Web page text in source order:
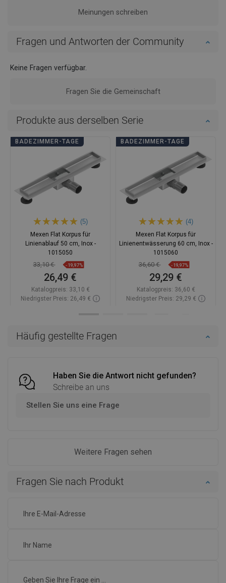
Häufig gestellte Fragen
Haben Sie die Antwort nicht gefunden?
Schreibe an uns
Stellen Sie uns eine Frage
Weitere Fragen sehen
Meinungen schreiben
Fragen und Antworten der Community
Keine Fragen verfügbar.
Fragen Sie die Gemeinschaft
Fragen Sie nach Produkt
Produkte aus derselben Serie
BADEZIMMER-TAGE
(5)
Mexen Flat Korpus für
Linienablauf 50 cm, Inox -
1015050
33,10 € -19,97%
26,49 €
Katalogpreis: 33,10 €
Niedrigster Preis: 26,49 €
BADEZIMMER-TAGE
(4)
Mexen Flat Korpus für
Linienentwässerung 60 cm, Inox -
1015060
36,60 € -19,97%
29,29 €
Katalogpreis: 36,60 €
Niedrigster Preis: 29,29 €